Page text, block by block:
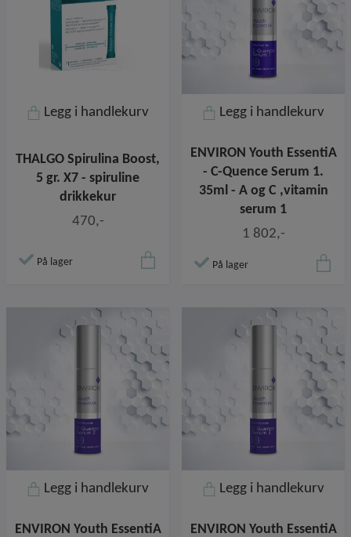
Legg i handlekurv
THALGO Spirulina Boost,
5 gr. X7 - spiruline
drikkekur
470,-
På lager
Legg i handlekurv
ENVIRON Youth EssentiA
- C-Quence Serum 1.
35ml - A og C ,vitamin
serum 1
1 802,-
På lager
Legg i handlekurv
ENVIRON Youth EssentiA
Legg i handlekurv
ENVIRON Youth EssentiA